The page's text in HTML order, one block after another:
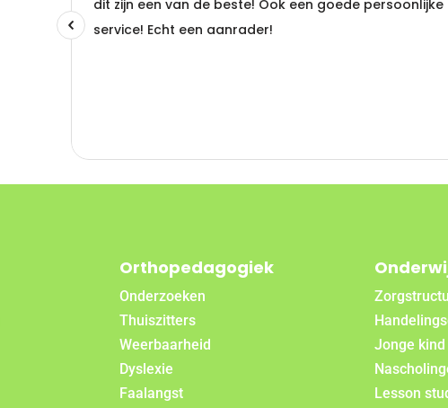
Orthopedagogiek
Onderzoeken
Thuiszitters
Weerbaarheid
Dyslexie
Faalangst
Jonge kind
Lesson